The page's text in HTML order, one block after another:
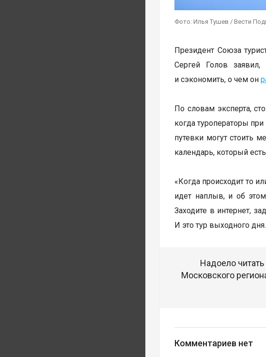
Фото: Илья Тушев / Вести
Президент Союза
Сергей Голов
и сэкономить, о чем он
По словам эксперта,
когда туроператоры
путевки могут стоить
календарь, который
«Когда происходит то
идет наплыв, и об
Заходите в интернет,
И это тур выходного
Надоело
Московского
Комментариев нет